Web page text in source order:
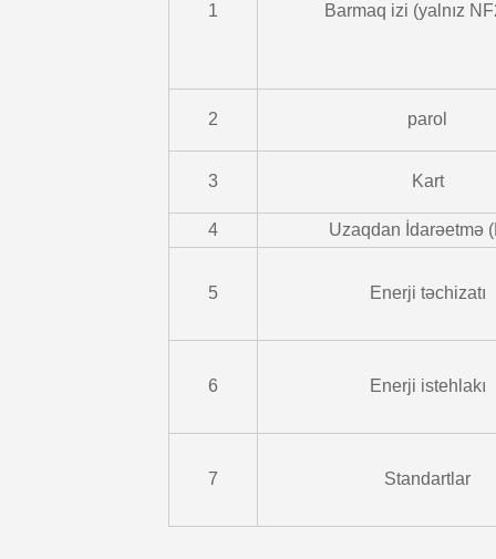
1 Barmaq izi (yalnız
2 parol
3 Kart
4 Uzaqdan İdarəetmə
5 Enerji təchizatı
6 Enerji istehlakı
7 Standartlar